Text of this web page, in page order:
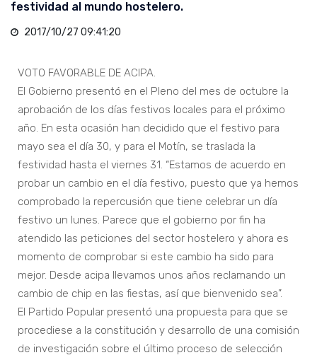
festividad al mundo hostelero.
2017/10/27 09:41:20
VOTO FAVORABLE DE ACIPA.
El Gobierno presentó en el Pleno del mes de octubre la
aprobación de los días festivos locales para el próximo
año. En esta ocasión han decidido que el festivo para
mayo sea el día 30, y para el Motín, se traslada la
festividad hasta el viernes 31. “Estamos de acuerdo en
probar un cambio en el día festivo, puesto que ya hemos
comprobado la repercusión que tiene celebrar un día
festivo un lunes. Parece que el gobierno por fin ha
atendido las peticiones del sector hostelero y ahora es
momento de comprobar si este cambio ha sido para
mejor. Desde acipa llevamos unos años reclamando un
cambio de chip en las fiestas, así que bienvenido sea”.
El Partido Popular presentó una propuesta para que se
procediese a la constitución y desarrollo de una comisión
de investigación sobre el último proceso de selección